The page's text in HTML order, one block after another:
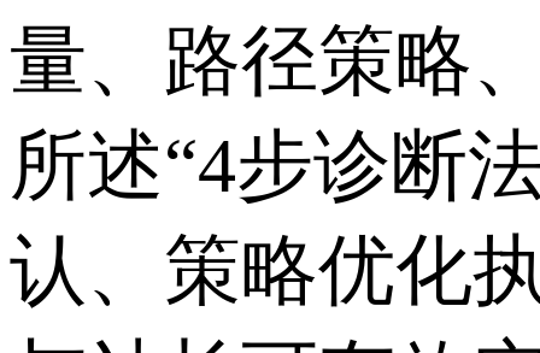
量、路径策略
所述“4步诊断
认、策略优化